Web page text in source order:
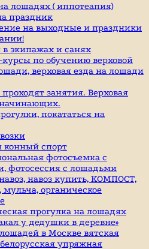
лошадях ( иппотеапия)
праздник
на выходные и праздники
в экипажах и санях
курсы по обучению верховой
верховая езда на лошади
занятия. Верховая
покататься на
спорт
фотосъемка с
фотосессия с лошадьми
навоз купить, КОМПОСТ,
мульча, органическое
прогулка на лошадях
у дедушки в деревне»
в Москве вятская
упряжная